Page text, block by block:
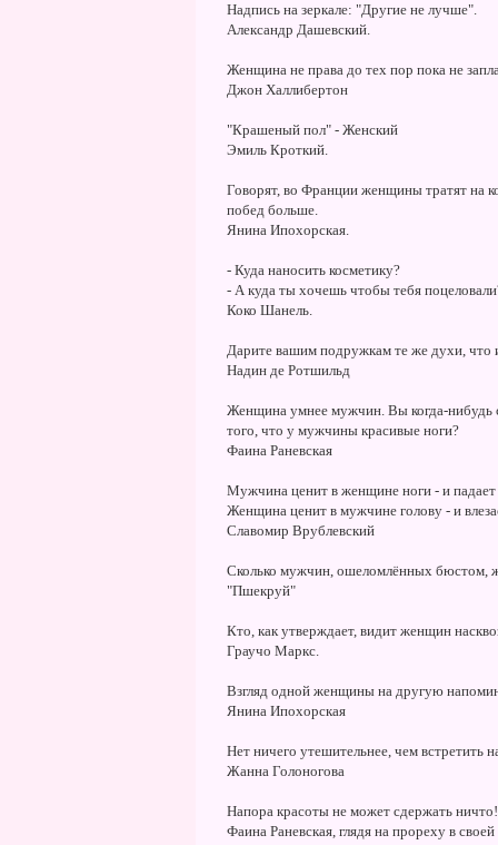
Надпись на зеркале: "Другие не лучше".
Александр Дашевский.
Женщина не права до тех пор пока не
Джон Халлибертон
"Крашеный пол" - Женский
Эмиль Кроткий.
Говорят, во Франции женщины тратят на
побед больше.
Янина Ипохорская.
- Куда наносить косметику?
- А куда ты хочешь чтобы тебя
Коко Шанель.
Дарите вашим подружкам те же духи,
Надин де Ротшильд
Женщина умнее мужчин. Вы когда-нибудь
того, что у мужчины красивые ноги?
Фаина Раневская
Мужчина ценит в женщине ноги - и
Женщина ценит в мужчине голову - и
Славомир Врублевский
Сколько мужчин, ошеломлённых бюстом,
"Пшекруй"
Кто, как утверждает, видит женщин
Граучо Маркс.
Взгляд одной женщины на другую
Янина Ипохорская
Нет ничего утешительнее, чем встретить
Жанна Голоногова
Напора красоты не может сдержать ничто!
Фаина Раневская, глядя на прореху в